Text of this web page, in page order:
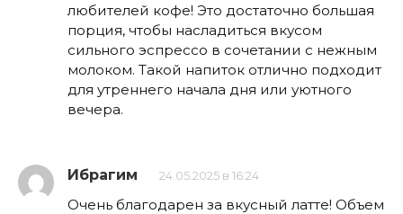
любителей кофе! Это достаточно большая
порция, чтобы насладиться вкусом
сильного эспрессо в сочетании с нежным
молоком. Такой напиток отлично подходит
для утреннего начала дня или уютного
вечера.
Ибрагим 24.05.2025 в 16:24
Очень благодарен за вкусный латте! Объем